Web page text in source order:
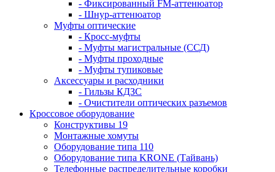
- Фиксированный FM-аттенюатор
- Шнур-аттенюатор
Муфты оптические
- Кросс-муфты
- Муфты магистральные (ССД)
- Муфты проходные
- Муфты тупиковые
Аксессуары и расходники
- Гильзы КДЗС
- Очистители оптических разъемов
Кроссовое оборудование
Конструктивы 19
Монтажные хомуты
Оборудование типа 110
Оборудование типа KRONE (Тайвань)
Телефонные распределительные коробки